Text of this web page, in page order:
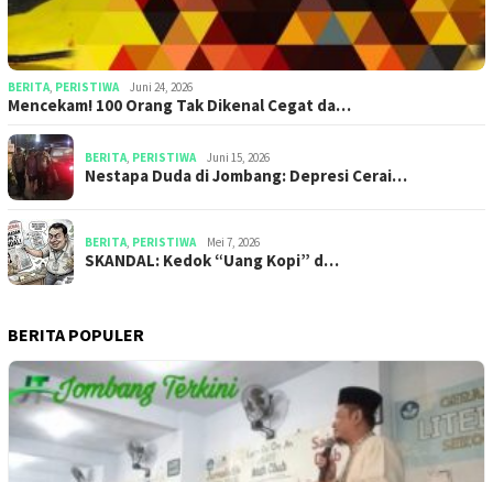
BERITA, PERISTIWA Juni 24, 2026
Mencekam! 100 Orang Tak Dikenal Cegat da…
BERITA, PERISTIWA Juni 15, 2026
​​Nestapa Duda di Jombang: Depresi Cerai…
BERITA, PERISTIWA Mei 7, 2026
SKANDAL: Kedok “Uang Kopi” d…
BERITA POPULER